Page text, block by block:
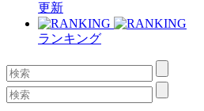
更新
ランキング